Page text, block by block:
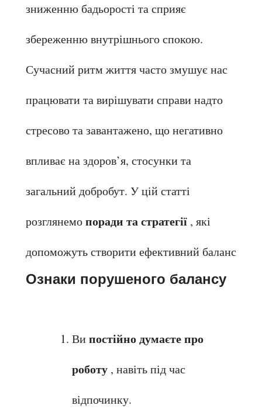
зниженню бадьорості та сприяє
збереженню внутрішнього спокою.
Сучасний ритм життя часто змушує нас
працювати та вирішувати справи надто
стресово та завантажено, що негативно
впливає на здоров’я, стосунки та
загальний добробут. У цій статті
розглянемо поради та стратегії , які
допоможуть створити ефективний баланс
Ознаки порушеного балансу
Ви постійно думаєте про
роботу , навіть під час
відпочинку.